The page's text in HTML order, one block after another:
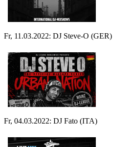
Fr, 11.03.2022: DJ Steve-O (GER)
Fr, 04.03.2022: DJ Fato (ITA)